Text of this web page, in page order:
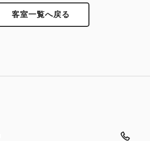
客室一覧へ戻る